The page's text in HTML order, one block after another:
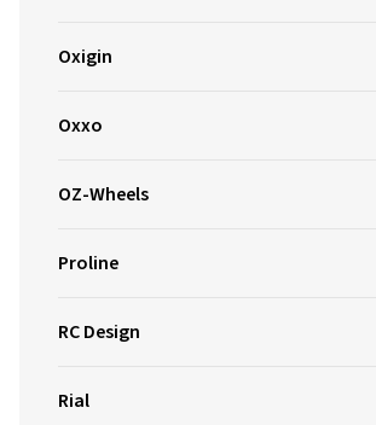
Oxigin
Oxxo
OZ-Wheels
Proline
RC Design
Rial